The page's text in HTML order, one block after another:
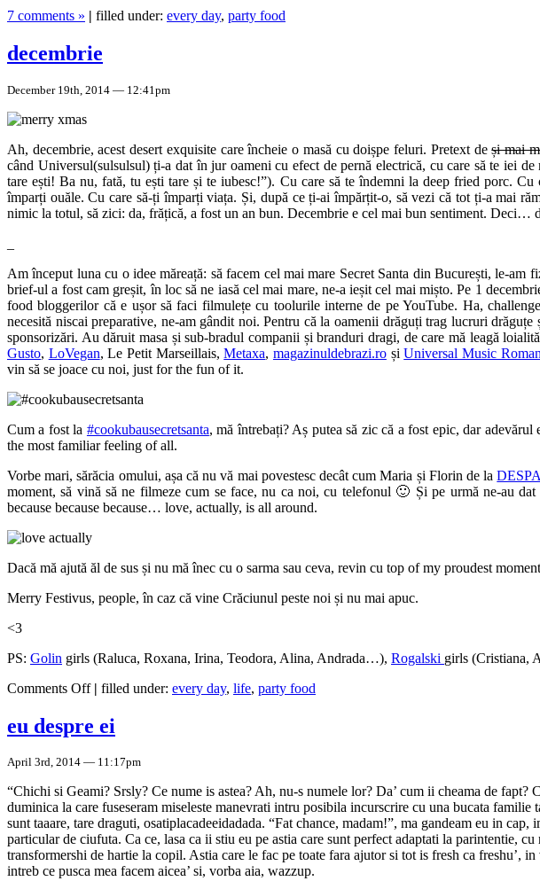
7 comments » | filled under: every day, party food
decembrie
December 19th, 2014 — 12:41pm
Ah, decembrie, acest desert exquisite care încheie o masă cu doișpe feluri. Pretext deși mai
când Universul(sulsulsul) ți-a dat în jur oameni cu efect de pernă electrică, cu care să te iei
tare ești! Ba nu, fată, tu ești tare și te iubesc!”). Cu care să te îndemni la deep fried porc.
împarți ouăle. Cu care să-ți împarți viața. Și, după ce ți-ai împărțit-o, să vezi că tot ți-a mai
nimic la totul, să zici: da, frățică, a fost un an bun. Decembrie e cel mai bun sentiment. Deci…
Am început luna cu o idee măreață: să facem cel mai mare Secret Santa din București, le-am
brief-ul a fost cam greșit, în loc să ne iasă cel mai mare, ne-a ieșit cel mai mișto. Pe 1
food bloggerilor că e ușor să faci filmulețe cu toolurile interne de pe YouTube. Ha,
necesită niscai preparative, ne-am gândit noi. Pentru că la oamenii drăguți trag lucruri
sponsorizări. Au dăruit masa și sub-bradul companii și branduri dragi, de care mă leagă
Gusto, LoVegan, Le Petit Marseillais,Metaxa, magazinuldebrazi.roșiUniversal Music
vin să se joace cu noi, just for the fun of it.
Cum a fost la #cookubausecretsanta, mă întrebați? Aș putea să zic că a fost epic, dar
the most familiar feeling of all.
Vorbe mari, sărăcia omului, așa că nu vă mai povestesc decât cum Maria și Florin de la
moment, să vină să ne filmeze cum se face, nu ca noi, cu telefonul 🙂 Și pe urmă ne-au dat
because because because… love, actually, is all around.
Dacă mă ajută ăl de sus și nu mă înec cu o sarma sau ceva, revin cu top of my proudest
Merry Festivus, people, în caz că vine Crăciunul peste noi și nu mai apuc.
<3
PS: Golin girls (Raluca, Roxana, Irina, Teodora, Alina, Andrada…), Rogalski girls (Cristiana,
Comments Offon
| filled under: every day, life, party food
eu despre ei
April 3rd, 2014 — 11:17pm
“Chichi si Geami? Srsly? Ce nume is astea? Ah, nu-s numele lor? Da’ cum ii cheama de
duminica la care fuseseram miseleste manevrati intru posibila incurscrire cu una bucata
sunt taaare, tare draguti, osatiplacadeeidadada. “Fat chance, madam!”, ma gandeam eu in
particular de ciufuta. Ca ce, lasa ca ii stiu eu pe astia care sunt perfect adaptati la parintentie,
transformershi de hartie la copil. Astia care le fac pe toate fara ajutor si tot is fresh ca
intreb ce pusca mea facem aicea’ si, vorba aia, wazzup.